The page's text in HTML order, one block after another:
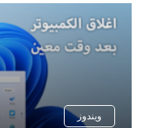
ويندوز